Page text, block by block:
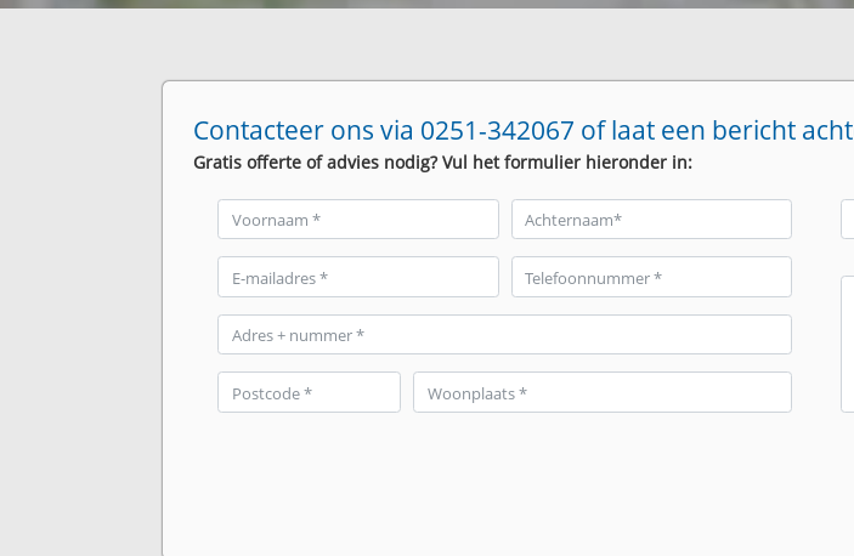
Contacteer ons via 0251-342067 of laat een bericht
Gratis offerte of advies nodig? Vul het formulier hieronder in: